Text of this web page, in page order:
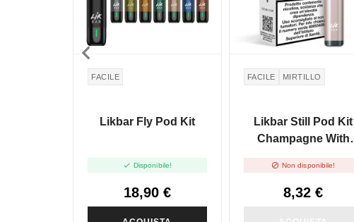
FACILE
Likbar Fly Pod Kit
 Disponibile!
18,90 €
FACILE MIRTILLO
Likbar Still Pod Kit
Champagne With
20mg/ml
 Non disponibile!
8,32 €
